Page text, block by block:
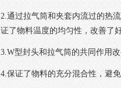
2.通过拉气筒和夹套内流过的热流
证了物料温度的均匀性，改善了好
3.W型封头和拉气筒的共同作用改变
4.保证了物料的充分混合性，